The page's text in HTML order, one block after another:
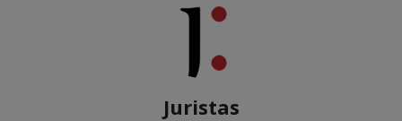
Juristas